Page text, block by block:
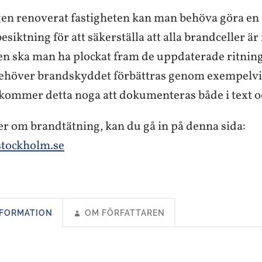
renoverat fastigheten kan man behöva göra
för att säkerställa att alla brandceller
ska man ha plockat fram de uppdaterade
brandskyddet förbättras genom
detta noga att dokumenteras både i text
om brandtätning, kan du gå in på denna sida:
OM FÖRFATTAREN